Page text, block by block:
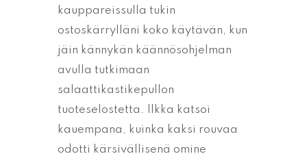
kauppareissulla tukin
ostoskärrylläni koko käytävän, kun
jäin kännykän käännösohjelman
avulla tutkimaan
salaattikastikepullon
tuoteselostetta. Ilkka katsoi
kauempana, kuinka kaksi rouvaa
odotti kärsivällisenä omine